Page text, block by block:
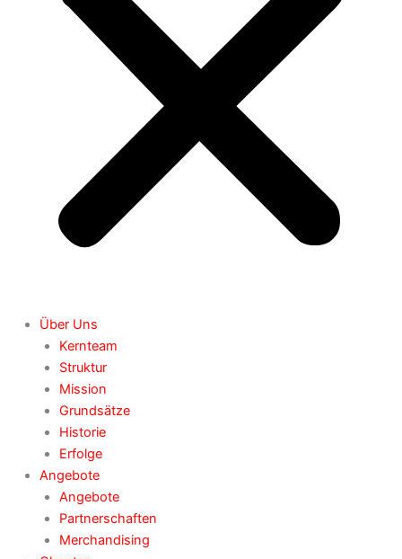
Über Uns
Kernteam
Struktur
Mission
Grundsätze
Historie
Erfolge
Angebote
Angebote
Partnerschaften
Merchandising